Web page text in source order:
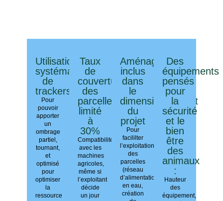
Utilisation
systématique
de
trackers
Pour
pouvoir
apporter
un
ombrage
partiel,
tournant,
et
optimisé
pour
optimiser
la
ressource
Taux
de
couverture
des
parcelles
limité
à
30%
Compatibilité
avec les
machines
agricoles,
même si
l’exploitant
décide
un jour
Aménagements
inclus
dans
le
dimensionnement
du
projet
Pour
facililter
l’exploitation
des
parcelles
(réseau
d’alimentation
en eau,
création
Des
équipements
pensés
pour
la
sécurité
et le
bien
être
des
animaux
:
Hauteur
des
équipement,